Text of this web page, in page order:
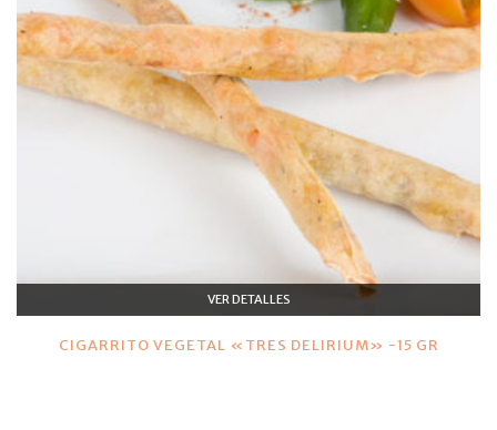
VER DETALLES
CIGARRITO VEGETAL «TRES DELIRIUM» -15 GR